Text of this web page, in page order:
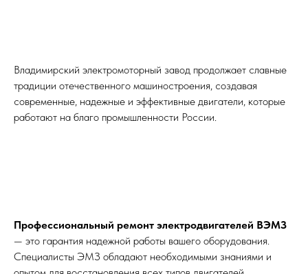
Владимирский электромоторный завод продолжает славные
традиции отечественного машиностроения, создавая
современные, надежные и эффективные двигатели, которые
работают на благо промышленности России.
Профессиональный ремонт электродвигателей ВЭМЗ
— это гарантия надежной работы вашего оборудования.
Специалисты ЭМЗ обладают необходимыми знаниями и